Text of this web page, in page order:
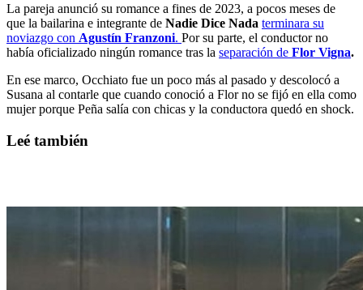
La pareja anunció su romance a fines de 2023, a pocos meses de
que la bailarina e integrante de Nadie Dice Nada terminara su
noviazgo con Agustín Franzoni. Por su parte, el conductor no
había oficializado ningún romance tras la separación de Flor Vigna.
En ese marco, Occhiato fue un poco más al pasado y descolocó a
Susana al contarle que cuando conoció a Flor no se fijó en ella como
mujer porque Peña salía con chicas y la conductora quedó en shock.
Leé también